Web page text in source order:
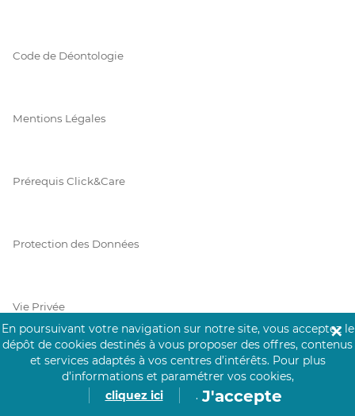
Code de Déontologie
Mentions Légales
Prérequis Click&Care
Protection des Données
Vie Privée
PAIEMENT SÉCURISÉ
La collecte de vos informations de carte bancaire est cryptée
En poursuivant votre navigation sur notre site, vous acceptez le
dépôt de cookies destinés à vous proposer des offres, contenus
et services adaptés à vos centres d’intérêts. Pour plus
d’informations et paramétrer vos cookies,
cliquez ici
. J'accepte
✕